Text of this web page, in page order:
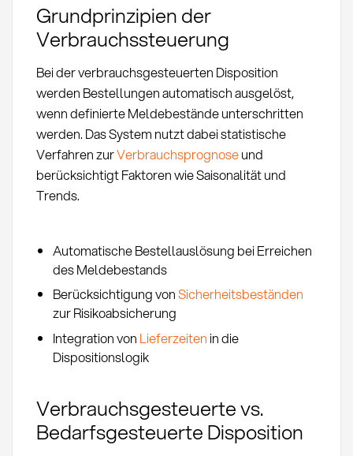
Grundprinzipien der
Verbrauchssteuerung
Bei der verbrauchsgesteuerten Disposition
werden Bestellungen automatisch ausgelöst,
wenn definierte Meldebestände unterschritten
werden. Das System nutzt dabei statistische
Verfahren zurVerbrauchsprognoseund
berücksichtigt Faktoren wie Saisonalität und
Trends.
Automatische Bestellauslösung bei Erreichen
des Meldebestands
Berücksichtigung vonSicherheitsbeständen
zur Risikoabsicherung
Integration von Lieferzeiten in die
Dispositionslogik
Verbrauchsgesteuerte vs.
Bedarfsgesteuerte Disposition